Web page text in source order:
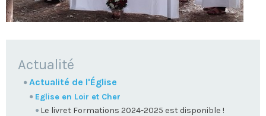
NAVIGATION
Actualité
Actualité de l'Église
Eglise en Loir et Cher
Le livret Formations 2024-2025 est disponible !